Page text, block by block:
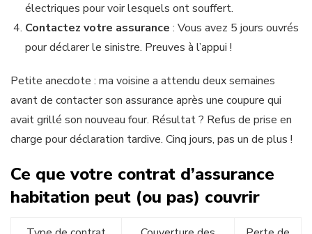
électriques pour voir lesquels ont souffert.
Contactez votre assurance : Vous avez 5 jours ouvrés
pour déclarer le sinistre. Preuves à l’appui !
Petite anecdote : ma voisine a attendu deux semaines
avant de contacter son assurance après une coupure qui
avait grillé son nouveau four. Résultat ? Refus de prise en
charge pour déclaration tardive. Cinq jours, pas un de plus !
Ce que votre contrat d’assurance
habitation peut (ou pas) couvrir